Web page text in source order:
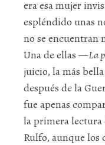
era esa mujer
espléndido unas
no se encuentran
Una de ellas —La
juicio, la más
después de la
fue apenas
la primera lectura
Rulfo, aunque los